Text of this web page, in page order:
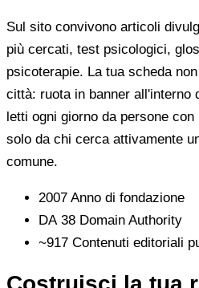
Sul sito convivono articoli
più cercati, test psicologici,
psicoterapie. La tua scheda
città: ruota in banner all'interno
letti ogni giorno da persone
solo da chi cerca attivamente
comune.
2007 Anno di fondazione
DA 38 Domain Authority
~917 Contenuti editoriali